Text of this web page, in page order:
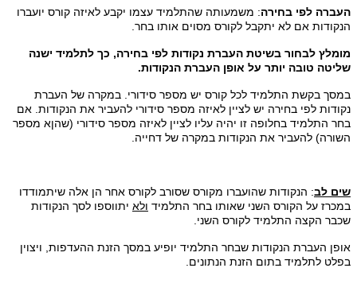
העברה לפי בחירה: משמעותה שהתלמיד עצמו יקבע לאיזה קורס יועברו
הנקודות אם לא יתקבל לקורס מסוים אותו בחר.
מומלץ לבחור בשיטת העברת נקודות לפי בחירה, כך לתלמיד ישנה
שליטה טובה יותר על אופן העברת הנקודות.
במסך בקשת התלמיד לכל קורס יש מספר סידורי. במקרה של העברת
נקודות לפי בחירה יש לציין לאיזה מספר סידורי להעביר את הנקודות. אם
בחר התלמיד בחלופה זו יהיה עליו לציין לאיזה מספר סידורי (שהןא מספר
השורה) להעביר את הנקודות במקרה של דחייה.
שים לב: הנקודות שהועברו מקורס שסורב לקורס אחר הן אלה שיתמודדו
במכרז על הקורס השני שאותו בחר התלמיד ולא יתווספו לסך הנקודות
שכבר הקצה התלמיד לקורס השני.
אופן העברת הנקודות שבחר התלמיד יופיע במסך הזנת ההעדפות, ויצוין
בפלט לתלמיד בתום הזנת הנתונים.